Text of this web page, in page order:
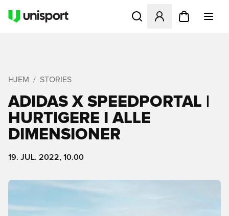
Åbner en Modal til at
HJEM STORIES
ADIDAS X SPEEDPORTAL |
HURTIGERE I ALLE
DIMENSIONER
19. JUL. 2022, 10.00